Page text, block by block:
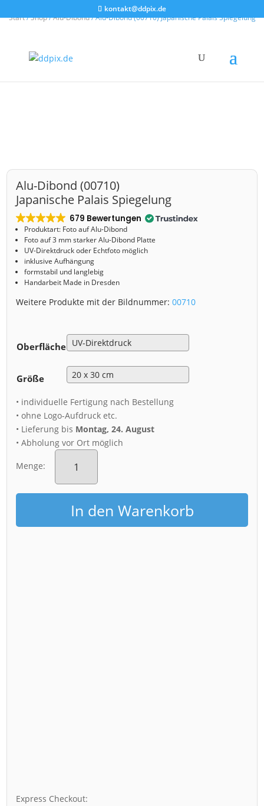
kontakt@ddpix.de
Start/Shop/Alu-Dibond/ Alu-Dibond (00710) Japanische Palais Spiegelung
Alu-Dibond (00710)
Japanische Palais Spiegelung
679 Bewertungen
Produktart: Foto auf Alu-Dibond
Foto auf 3 mm starker Alu-Dibond Platte
UV-Direktdruck oder Echtfoto möglich
inklusive Aufhängung
formstabil und langlebig
Handarbeit Made in Dresden
Weitere Produkte mit der Bildnummer:00710
Oberfläche
Größe
• individuelle Fertigung nach Bestellung
• ohne Logo-Aufdruck etc.
• Lieferung bis Montag, 24. August
• Abholung vor Ort möglich
Menge:
Alu-
Dibond
Japanische
Palais
Spiegelung
MengeIn den Warenkorb
Express Checkout: